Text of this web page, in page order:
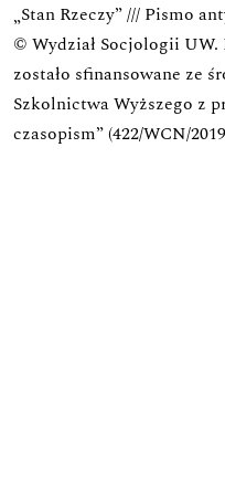
„Stan Rzeczy” /// Pismo
© Wydział Socjologii UW.
zostało sfinansowane ze
Szkolnictwa Wyższego z
czasopism” (422/WCN/